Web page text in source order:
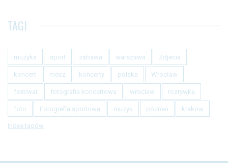
TAGI
muzyka sport zabawa warszawa Zdjecia
koncert mecz koncerty polska Wrocław
festiwal fotografia koncertowa wroclaw rozrywka
foto Fotografia sportowa muzyk poznan krakow
Index tagów